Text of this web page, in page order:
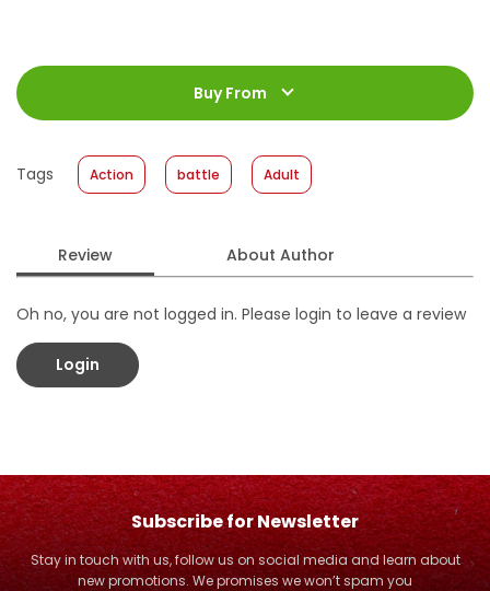
ISBN :
978-602-428-955-3
184 halaman
Size
:
17 x 24,5
Format
: Hardcover
Buy From
Tags Action battle Adult
Review About Author
Oh no, you are not logged in. Please login to leave a review
Login
Subscribe for Newsletter
Stay in touch with us, follow us on social media and learn about
new promotions. We promises we won’t spam you